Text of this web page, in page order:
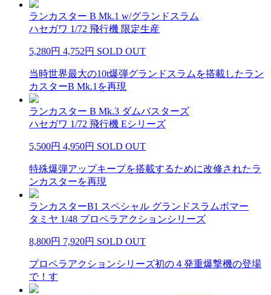
ランカスター B Mk.1 w/グランドスラム
ハセガワ 1/72 飛行機 限定生産
5,280円 4,752円 SOLD OUT
当時世界最大の10t爆弾グランドスラムを搭載したラン
カスターB Mk.1を再現
ランカスター B Mk.3 ダムバスターズ
ハセガワ 1/72 飛行機 Eシリーズ
5,500円 4,950円 SOLD OUT
特殊爆弾アップキープを搭載するために改修されたラ
ンカスターを再現
ランカスターB1 スペシャル グランドスラムボマー
タミヤ 1/48 プロペラアクションシリーズ
8,800円 7,920円 SOLD OUT
プロペラアクションシリーズ初の４発重爆撃機の登場
で！す